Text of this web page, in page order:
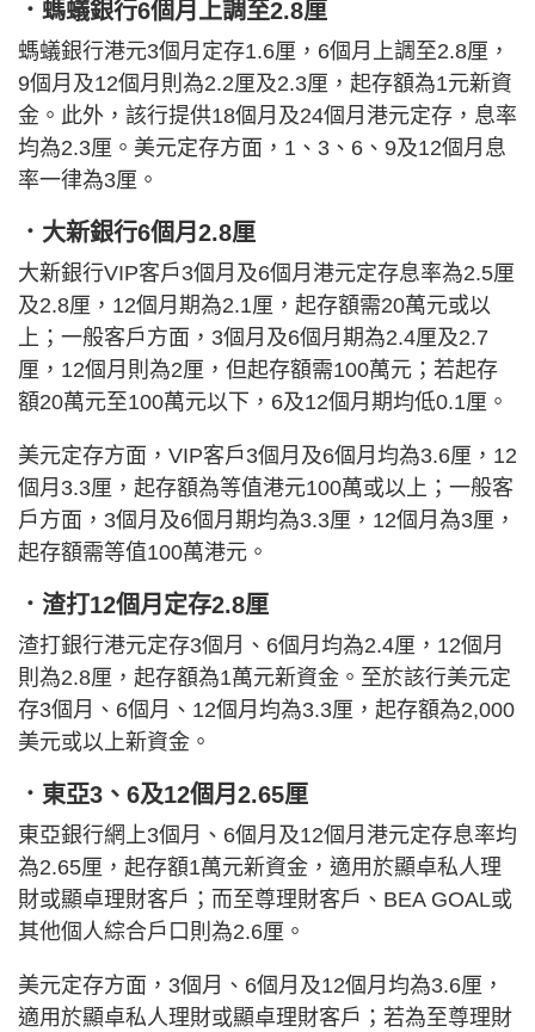
．螞蟻銀行6個月上調至2.8厘
螞蟻銀行港元3個月定存1.6厘，6個月上調至2.8厘，
9個月及12個月則為2.2厘及2.3厘，起存額為1元新資
金。此外，該行提供18個月及24個月港元定存，息率
均為2.3厘。美元定存方面，1、3、6、9及12個月息
率一律為3厘。
．大新銀行6個月2.8厘
大新銀行VIP客戶3個月及6個月港元定存息率為2.5厘
及2.8厘，12個月期為2.1厘，起存額需20萬元或以
上；一般客戶方面，3個月及6個月期為2.4厘及2.7
厘，12個月則為2厘，但起存額需100萬元；若起存
額20萬元至100萬元以下，6及12個月期均低0.1厘。
美元定存方面，VIP客戶3個月及6個月均為3.6厘，12
個月3.3厘，起存額為等值港元100萬或以上；一般客
戶方面，3個月及6個月期均為3.3厘，12個月為3厘，
起存額需等值100萬港元。
．渣打12個月定存2.8厘
渣打銀行港元定存3個月、6個月均為2.4厘，12個月
則為2.8厘，起存額為1萬元新資金。至於該行美元定
存3個月、6個月、12個月均為3.3厘，起存額為2,000
美元或以上新資金。
．東亞3、6及12個月2.65厘
東亞銀行網上3個月、6個月及12個月港元定存息率均
為2.65厘，起存額1萬元新資金，適用於顯卓私人理
財或顯卓理財客戶；而至尊理財客戶、BEA GOAL或
其他個人綜合戶口則為2.6厘。
美元定存方面，3個月、6個月及12個月均為3.6厘，
適用於顯卓私人理財或顯卓理財客戶；若為至尊理財